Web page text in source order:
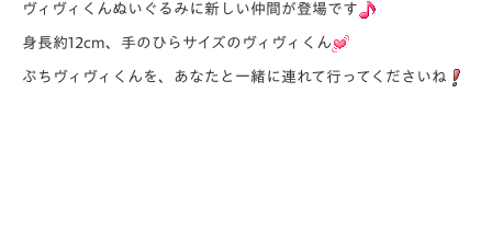
ヴィヴィくんぬいぐるみに新しい仲間が登場です
身長約12cm、手のひらサイズのヴィヴィくん
ぷちヴィヴィくんを、あなたと一緒に連れて行ってくださいね